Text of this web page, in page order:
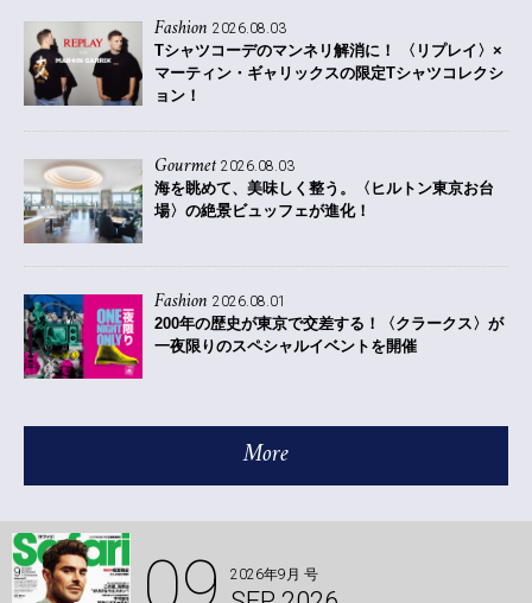
Fashion 2026.08.03
Tシャツコーデのマンネリ解消に！ 〈リプレイ〉×
マーティン・ギャリックスの限定Tシャツコレクシ
ョン！
Gourmet 2026.08.03
海を眺めて、美味しく整う。〈ヒルトン東京お台
場〉の絶景ビュッフェが進化！
Fashion 2026.08.01
200年の歴史が東京で交差する！〈クラークス〉が
一夜限りのスペシャルイベントを開催
More
09 2026年9月 号